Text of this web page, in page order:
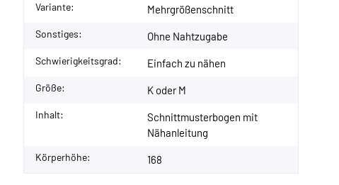
Variante: Mehrgrößenschnitt
Sonstiges: Ohne Nahtzugabe
Schwierigkeitsgrad: Einfach zu nähen
Größe: K oder M
Inhalt:
Schnittmusterbogen mit
Nähanleitung
Körperhöhe: 168